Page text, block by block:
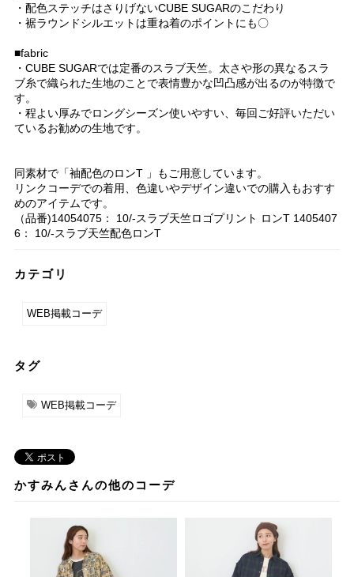
・配色ステッチはさりげないCUBE SUGARのこだわり
・裾ラウンドシルエットは重ね着のポイントにも〇
■fabric
・CUBE SUGARでは定番のスラブ天竺。太さや形の異なるスラ
ブ糸で織られた生地のことで表情豊かな凹凸感が出るのが特徴で
す。
・程よい厚みでロングシーズン使いやすい、毎回ご好評いただい
ているお勧めの生地です。
同素材で「袖配色のロンT 」もご用意しています。
リンクコーデでの着用、色違いやデザイン違いでの購入もおすす
めのアイテムです。
（品番)14054075： 10/-スラブ天竺ロゴプリント ロンT 1405407
6： 10/-スラブ天竺配色ロンT
カテゴリ
WEB掲載コーデ
タグ
WEB掲載コーデ
かすみんさんの他のコーデ